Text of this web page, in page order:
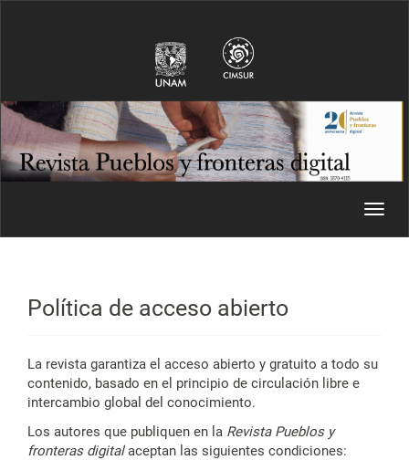
Política de acceso abierto
La revista garantiza el acceso abierto y gratuito a todo su
contenido, basado en el principio de circulación libre e
intercambio global del conocimiento.
Los autores que publiquen en la Revista Pueblos y
fronteras digitalaceptan las siguientes condiciones: